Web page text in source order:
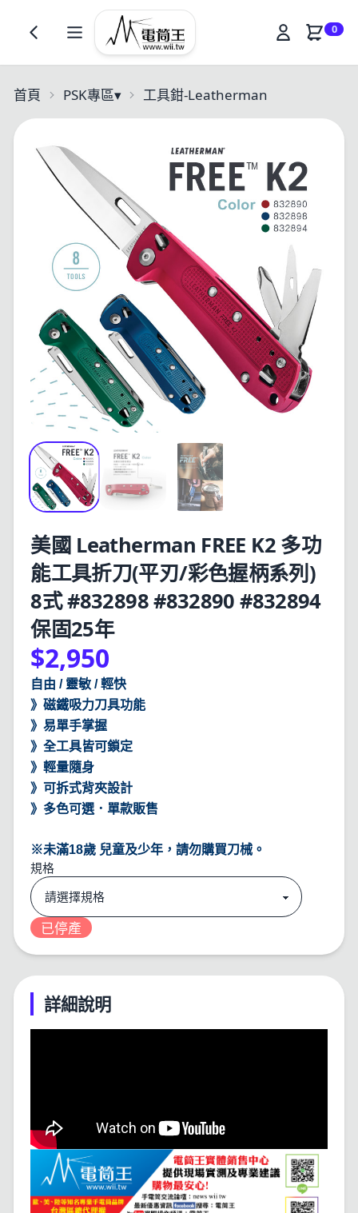
0
首頁 PSK專區▾ 工具鉗-Leatherman
美國 Leatherman FREE K2 多功
能工具折刀(平刃/彩色握柄系列)
8式 #832898 #832890 #832894
保固25年
$2,950
自由 / 靈敏 / 輕快
》磁鐵吸力刀具功能
》易單手掌握
》全工具皆可鎖定
》輕量隨身
》可拆式背夾設計
》多色可選．單款販售
※未滿18歲 兒童及少年，請勿購買刀械。
規格
已停產
詳細說明